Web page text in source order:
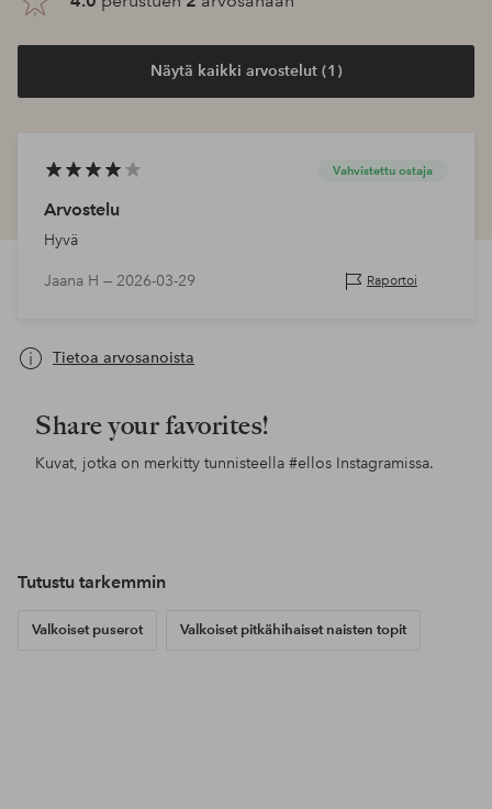
Näytä kaikki arvostelut (1)
Vahvistettu ostaja
Arvostelu
Hyvä
Jaana H — 2026-03-29 Raportoi
Tietoa arvosanoista
Share your favorites!
Kuvat, jotka on merkitty tunnisteella #ellos Instagramissa.
Tutustu tarkemmin
Valkoiset puserot Valkoiset pitkähihaiset naisten topit